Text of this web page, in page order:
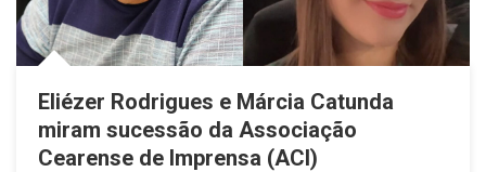
Eliézer Rodrigues e Márcia Catunda
miram sucessão da Associação
Cearense de Imprensa (ACI)